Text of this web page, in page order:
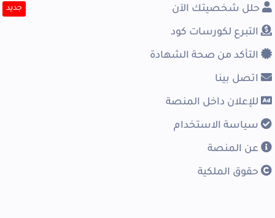
حلل شخصيتك الآن جديد
التبرع لكورسات كود
التأكد من صحة الشهادة
اتصل بينا
للإعلان داخل المنصة
سياسة الاستخدام
عن المنصة
حقوق الملكية